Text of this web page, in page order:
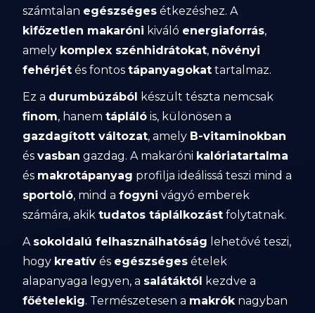
számtalan egészséges étkezéshez. A
kifőzetlen makaróni kiváló energiaforrás,
amely komplex szénhidrátokat, növényi
fehérjét és fontostápanyagokat tartalmaz.
Ez a durumbúzából készült tészta nemcsak
finom, hanemtápláló is, különösen a
gazdagított változat, amely B-vitaminokban
ésvasban gazdag. A makaróni kalóriatartalma
és makrotápanyag profilja ideálissá teszi mind a
sportoló, mind afogyni vágyó emberek
számára, akiktudatos táplálkozást folytatnak.
A sokoldalú felhasználhatóság lehetővé teszi,
hogy kreatív és egészséges ételek
alapanyaga legyen, a salátáktól kezdve a
főételekig. Természetesen a makróknagyban